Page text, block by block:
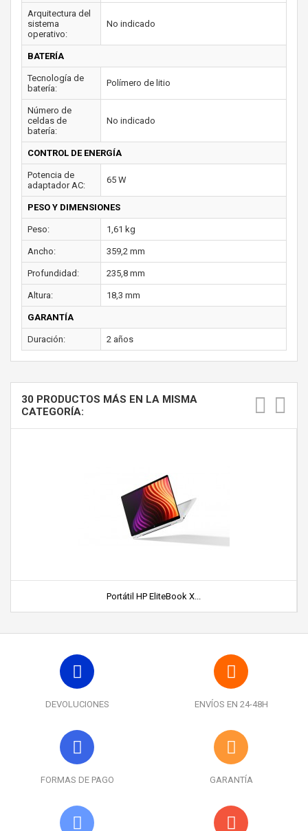
Arquitectura del
sistema
operativo:
No indicado
BATERÍA
Tecnología de
batería:
Polímero de litio
Número de
celdas de
batería:
No indicado
CONTROL DE ENERGÍA
Potencia de
adaptador AC:
65 W
PESO Y DIMENSIONES
Peso: 1,61 kg
Ancho: 359,2 mm
Profundidad: 235,8 mm
Altura: 18,3 mm
GARANTÍA
Duración: 2 años
30 PRODUCTOS MÁS EN LA MISMA
CATEGORÍA:
Portátil HP EliteBook X...
DEVOLUCIONES ENVÍOS EN 24-48H
FORMAS DE PAGO GARANTÍA